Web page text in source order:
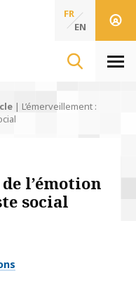
de l'Information & de
des Sciences
FR
EN
| L’émerveillement :
l’émotion
social